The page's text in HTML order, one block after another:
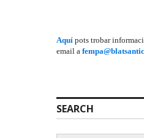
Aquí pots trobar
email a
SEARCH